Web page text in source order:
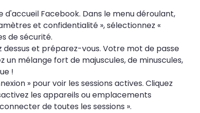
Facebook. Dans le menu déroulant,
et confidentialité », sélectionnez «
de sécurité.
dessus et préparez-vous. Votre mot de passe
mélange fort de majuscules, de minuscules,
!
» pour voir les sessions actives. Cliquez
les appareils ou emplacements
de toutes les sessions ».